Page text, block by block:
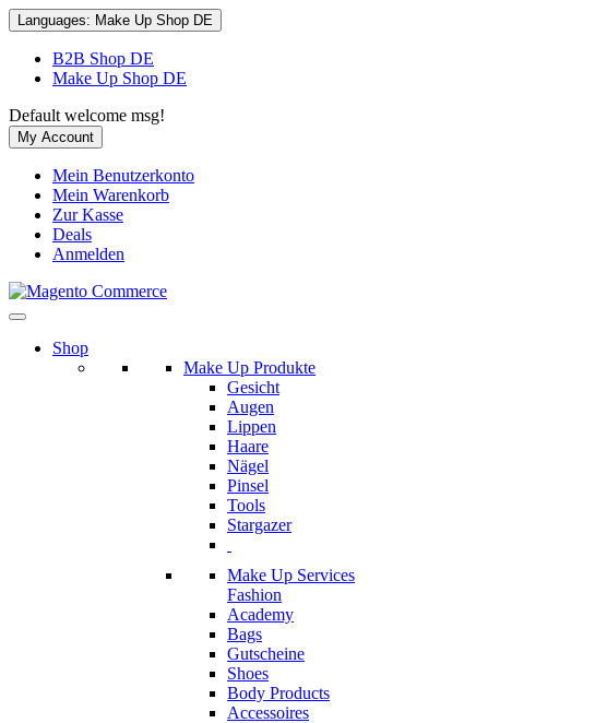
Languages: Make Up Shop DE
B2B Shop DE
Make Up Shop DE
Default welcome msg!
My Account
Mein Benutzerkonto
Mein Warenkorb
Zur Kasse
Deals
Anmelden
Shop
Make Up Produkte
Gesicht
Augen
Lippen
Haare
Nägel
Pinsel
Tools
Stargazer
Make Up Services
Fashion
Academy
Bags
Gutscheine
Shoes
Body Products
Accessoires